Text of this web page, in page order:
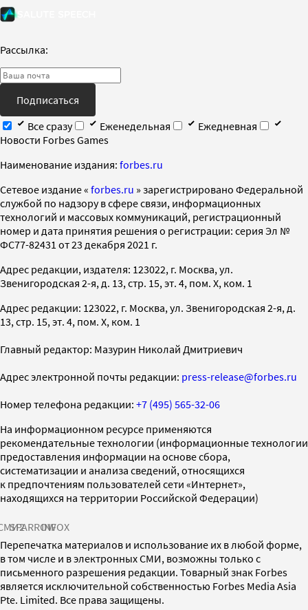
Рассылка:
Подписаться
Все сразу
Еженедельная
Ежедневная
Новости Forbes Games
Наименование издания: forbes.ru
Cетевое издание « forbes.ru » зарегистрировано Федеральной
службой по надзору в сфере связи, информационных
технологий и массовых коммуникаций, регистрационный
номер и дата принятия решения о регистрации: серия Эл №
ФС77-82431 от 23 декабря 2021 г.
Адрес редакции, издателя: 123022, г. Москва, ул.
Звенигородская 2-я, д. 13, стр. 15, эт. 4, пом. X, ком. 1
Адрес редакции: 123022, г. Москва, ул. Звенигородская 2-я, д.
13, стр. 15, эт. 4, пом. X, ком. 1
Главный редактор: Мазурин Николай Дмитриевич
Адрес электронной почты редакции: press-release@forbes.ru
Номер телефона редакции: +7 (495) 565-32-06
На информационном ресурсе применяются
рекомендательные технологии (информационные технологии
предоставления информации на основе сбора,
систематизации и анализа сведений, относящихся
к предпочтениям пользователей сети «Интернет»,
находящихся на территории Российской Федерации)
SPARROWINFOX
Перепечатка материалов и использование их в любой форме,
в том числе и в электронных СМИ, возможны только с
письменного разрешения редакции. Товарный знак Forbes
является исключительной собственностью Forbes Media Asia
Pte. Limited. Все права защищены.